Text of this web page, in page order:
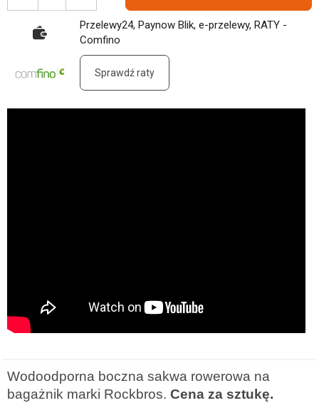
Przelewy24, Paynow Blik, e-przelewy, RATY -
Comfino
Sprawdź raty
Wodoodporna boczna sakwa rowerowa na
bagażnik marki Rockbros. Cena za sztukę.